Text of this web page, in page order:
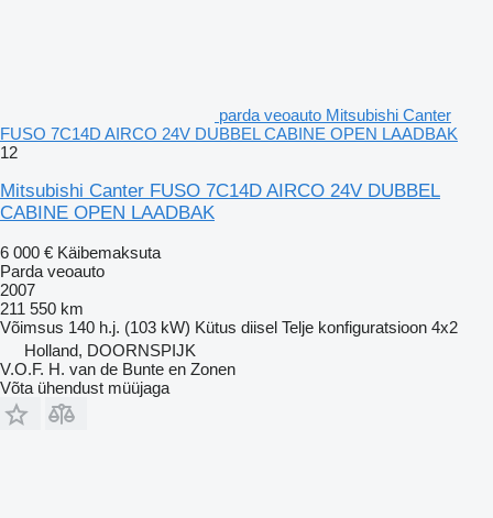
parda veoauto Mitsubishi Canter
FUSO 7C14D AIRCO 24V DUBBEL CABINE OPEN LAADBAK
12
Mitsubishi Canter FUSO 7C14D AIRCO 24V DUBBEL
CABINE OPEN LAADBAK
6 000 € Käibemaksuta
Parda veoauto
2007
211 550 km
Võimsus 140 h.j. (103 kW) Kütus diisel Telje konfiguratsioon 4x2
Holland, DOORNSPIJK
V.O.F. H. van de Bunte en Zonen
Võta ühendust müüjaga